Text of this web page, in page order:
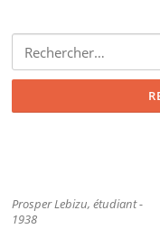
Prosper Lebizu, étudiant -
1938